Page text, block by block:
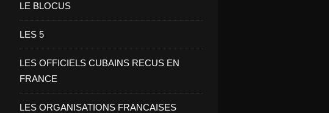
LE BLOCUS
LES 5
LES OFFICIELS CUBAINS RECUS EN
FRANCE
LES ORGANISATIONS FRANCAISES